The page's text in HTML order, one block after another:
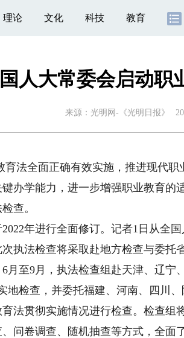
理论 文化 科技 教育
人大常委会启动职
来源： 光明网-《光明日报》
育法全面正确有效实施，推进现代职
办学能力，进一步增强职业教育的
查。
年进行全面修订。记者1日从全国
执法检查将采取赴地方检查与委托
月至9月，执法检查组赴天津、辽宁
地检查，并委托福建、河南、四川
法贯彻实施情况进行检查。检查组
问卷调查、随机抽查等方式，全面